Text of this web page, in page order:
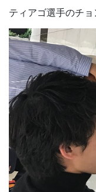
ティアゴ選手のチ